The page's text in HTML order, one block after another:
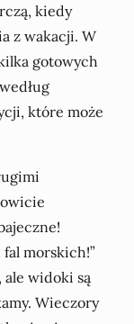
kiedy
z wakacji. W
gotowych
które może
morskich!”
ale widoki są
Wieczory